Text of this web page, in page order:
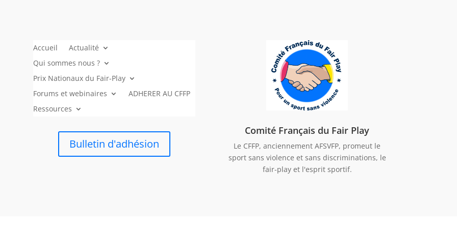
Accueil
Actualité
Qui sommes nous ?
Prix Nationaux du Fair-Play
Forums et webinaires
ADHERER AU CFFP
Ressources
Bulletin d'adhésion
Comité Français du Fair Play
Le CFFP, anciennement AFSVFP, promeut le
sport sans violence et sans discriminations, le
fair-play et l'esprit sportif.